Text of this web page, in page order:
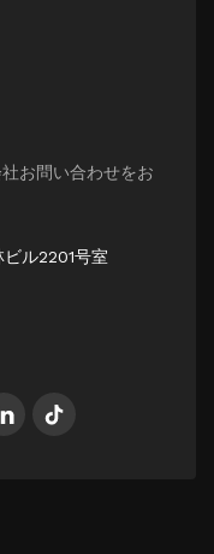
お問い合わせをお
ル2201号室